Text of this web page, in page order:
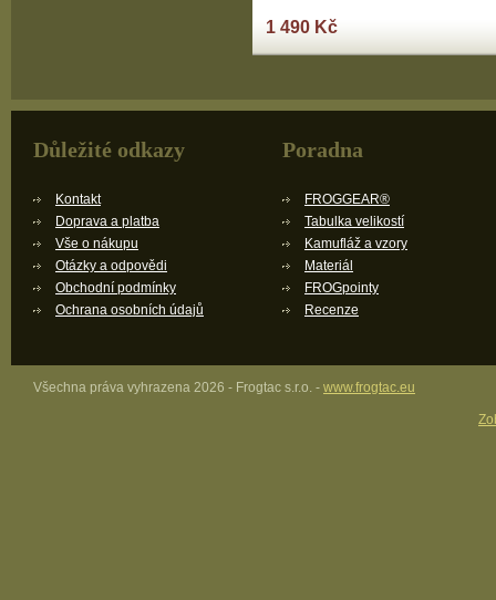
1 490 Kč
Důležité odkazy
Kontakt
Doprava a platba
Vše o nákupu
Otázky a odpovědi
Obchodní podmínky
Ochrana osobních údajů
Poradna
FROGGEAR®
Tabulka velikostí
Kamufláž a vzory
Materiál
FROGpointy
Recenze
Všechna práva vyhrazena 2026 - Frogtac s.r.o. - www.frogtac.eu